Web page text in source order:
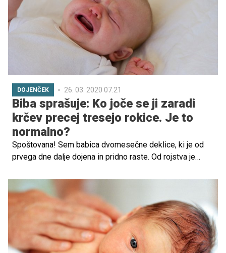
DOJENČEK 26. 03. 2020 07.21
Biba sprašuje: Ko joče se ji zaradi
krčev precej tresejo rokice. Je to
normalno?
Spoštovana! Sem babica dvomesečne deklice, ki je od
prvega dne dalje dojena in pridno raste. Od rojstva je
Zaradi krčev je občasno zvečer jokala, ponoči pridno spi
in tudi dopoldan večinoma prespi. Z mamico sta veliko
zunaj na zraku. Sem pa opazila, da se ji takrat, ko joče
zaradi krčev precej tresejo rokice in sicer od ramen do
zapestja. Ko se jo dotakneš se tremor umiri, prav tako se
ji tresejo po tem, ko npr. "pase kravice" in ko jo obrneš